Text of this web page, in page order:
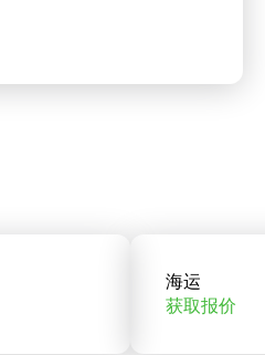
海运
获取报价